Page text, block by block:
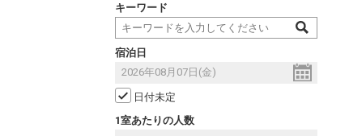
キーワード
宿泊日
日付未定
1室あたりの人数